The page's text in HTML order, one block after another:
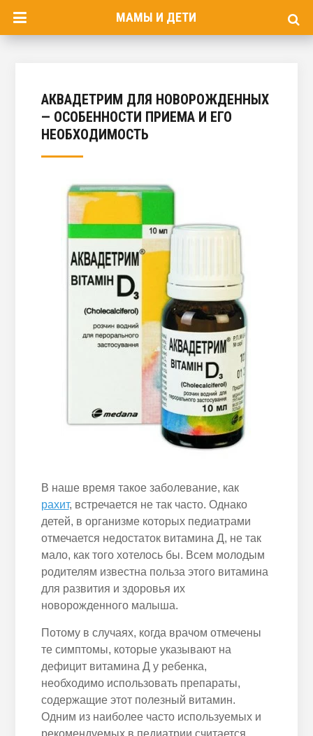
МАМЫ И ДЕТИ
АКВАДЕТРИМ ДЛЯ НОВОРОЖДЕННЫХ
— ОСОБЕННОСТИ ПРИЕМА И ЕГО
НЕОБХОДИМОСТЬ
В наше время такое заболевание, как
рахит, встречается не так часто. Однако
детей, в организме которых педиатрами
отмечается недостаток витамина Д, не так
мало, как того хотелось бы. Всем молодым
родителям известна польза этого витамина
для развития и здоровья их
новорожденного малыша.
Потому в случаях, когда врачом отмечены
те симптомы, которые указывают на
дефицит витамина Д у ребенка,
необходимо использовать препараты,
содержащие этот полезный витамин.
Одним из наиболее часто используемых и